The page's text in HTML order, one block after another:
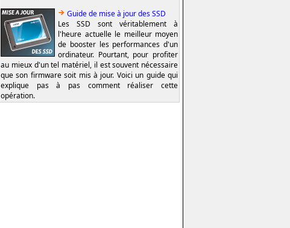
Guide de mise à jour des SSD
Les SSD sont véritablement à
l'heure actuelle le meilleur moyen
de booster les performances d'un
ordinateur. Pourtant, pour profiter
au mieux d'un tel matériel, il est souvent nécessaire
que son firmware soit mis à jour. Voici un guide qui
explique pas à pas comment réaliser cette
opération.